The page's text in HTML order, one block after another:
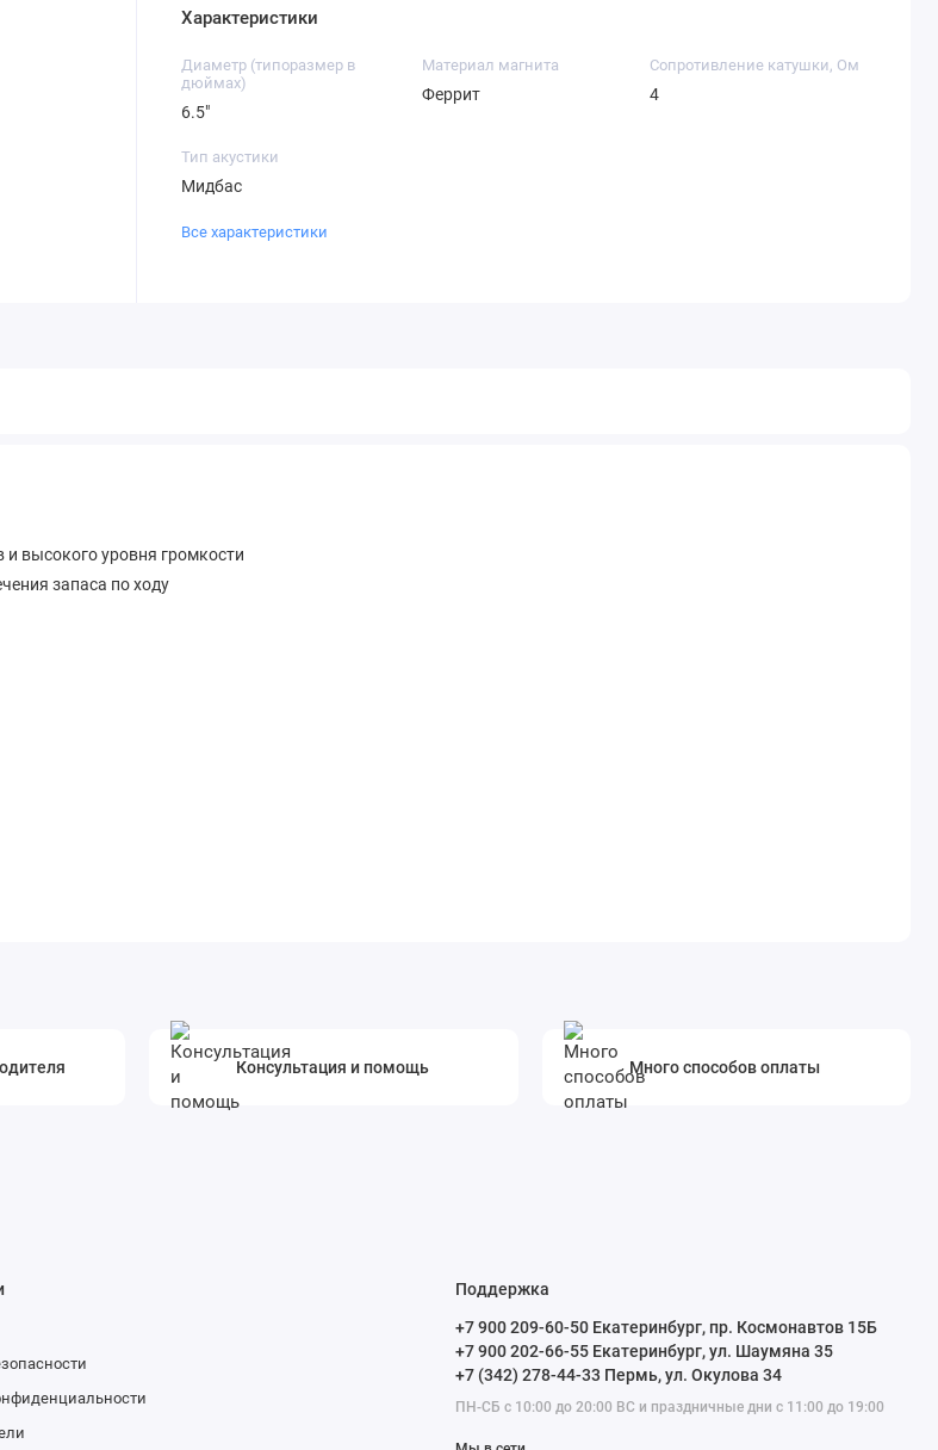
Характеристики
Диаметр (типоразмер в
дюймах)
6.5"
Материал магнита
Феррит
Сопротивление катушки, Ом
4
Тип акустики
Мидбас
Все характеристики
высокого уровня громкости
запаса по ходу
Консультация и помощь Много способов оплаты
Поддержка
+7 900 209-60-50 Екатеринбург, пр. Космонавтов 15Б
+7 900 202-66-55 Екатеринбург, ул. Шаумяна 35
+7 (342) 278-44-33 Пермь, ул. Окулова 34
ПН-СБ с 10:00 до 20:00 ВС и праздничные дни с 11:00 до 19:00